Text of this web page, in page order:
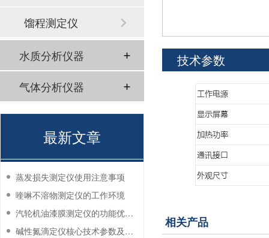
技术参数
相关产品
馏程测定仪
水质分析仪器
气体分析仪器
最新文章
蒸发损失测定仪使用注意事项
喹啉不溶物测定仪的工作环境
汽轮机油漆膜测定仪的功能优势有哪些？
碱性氮滴定仪核心技术参数及应用说明